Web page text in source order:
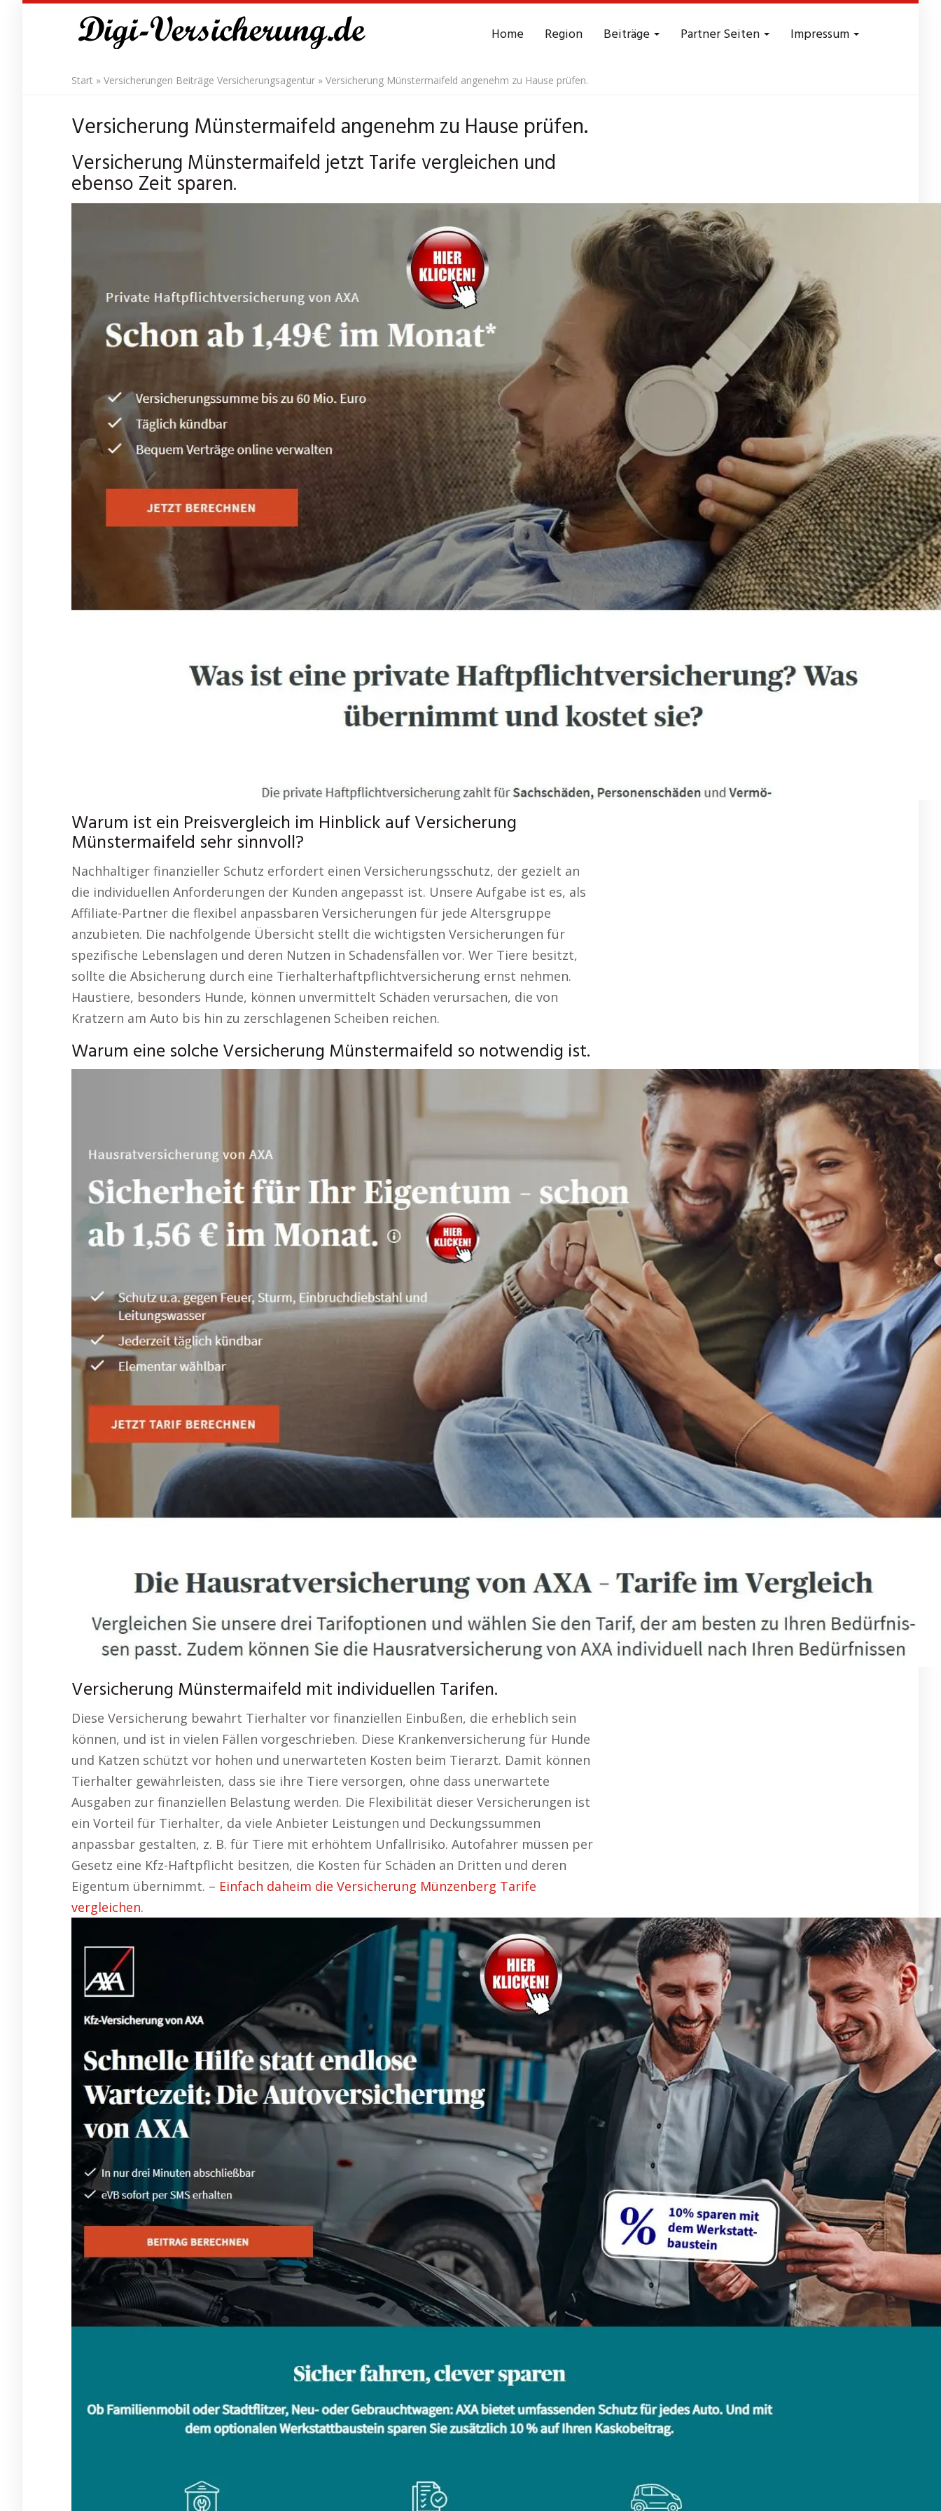
Home Region Beiträge Partner Seiten Impressum
Start » Versicherungen Beiträge Versicherungsagentur » Versicherung Münstermaifeld angenehm zu Hause prüfen.
Versicherung Münstermaifeld angenehm zu Hause prüfen.
Versicherung Münstermaifeld jetzt Tarife vergleichen und
ebenso Zeit sparen.
Warum ist ein Preisvergleich im Hinblick auf Versicherung
Münstermaifeld sehr sinnvoll?
Nachhaltiger finanzieller Schutz erfordert einen Versicherungsschutz, der gezielt an
die individuellen Anforderungen der Kunden angepasst ist. Unsere Aufgabe ist es, als
Affiliate-Partner die flexibel anpassbaren Versicherungen für jede Altersgruppe
anzubieten. Die nachfolgende Übersicht stellt die wichtigsten Versicherungen für
spezifische Lebenslagen und deren Nutzen in Schadensfällen vor. Wer Tiere besitzt,
sollte die Absicherung durch eine Tierhalterhaftpflichtversicherung ernst nehmen.
Haustiere, besonders Hunde, können unvermittelt Schäden verursachen, die von
Kratzern am Auto bis hin zu zerschlagenen Scheiben reichen.
Warum eine solche Versicherung Münstermaifeld so notwendig ist.
Versicherung Münstermaifeld mit individuellen Tarifen.
Diese Versicherung bewahrt Tierhalter vor finanziellen Einbußen, die erheblich sein
können, und ist in vielen Fällen vorgeschrieben. Diese Krankenversicherung für Hunde
und Katzen schützt vor hohen und unerwarteten Kosten beim Tierarzt. Damit können
Tierhalter gewährleisten, dass sie ihre Tiere versorgen, ohne dass unerwartete
Ausgaben zur finanziellen Belastung werden. Die Flexibilität dieser Versicherungen ist
ein Vorteil für Tierhalter, da viele Anbieter Leistungen und Deckungssummen
anpassbar gestalten, z. B. für Tiere mit erhöhtem Unfallrisiko. Autofahrer müssen per
Gesetz eine Kfz-Haftpflicht besitzen, die Kosten für Schäden an Dritten und deren
Eigentum übernimmt. – Einfach daheim die Versicherung Münzenberg Tarife
vergleichen.